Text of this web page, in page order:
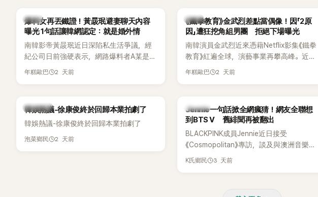
口回憶這段「隆乳疑雲黑歷史」，話題再度被
翻出來熱議。 2日播出的 SBS 綜藝節目
《我的經紀人太難搞－秘書鎮》，邀請同時
兼顧工作與育兒的演藝圈代表「媽媽群」
——李智惠、李賢怡、李恩亨，以第13位
合，兩人邊搭車邊聊天，氣氛輕鬆。聊到
最近的新聞，李瑞鎮突然直球發問：「妳不
是上新聞了？說妳去做整形？是人中縮短
手術嗎？」一貫犀利又不留情的問法，讓現
韓星
爆料女再丟鐵證！黃晸珉避妻聊天內容
曝光 1句話讓韓網認定：就是婚外情
南韓影帝黃晸珉近日深陷私生活爭議，經
紀公司日前強硬表示，網路爆料者A某是涉
嫌長期跟蹤黃晸珉的嫌疑人，已採取法律
「雙向互動」，並非外界所稱的單方面騷擾。
年糕歐巴 2 天前
韓星
《鐵拳教育》金武烈差點當偶像！因「2原
因」遭狂挖角組男團 拒絕下場曝光
南韓演員金武烈近來憑藉Netflix影集《鐵拳
教育》紅遍全球，演藝事業再攀高峰。近日
被爆出一段鮮為人知的出道祕辛，原來他
年糕歐巴 2 天前
熱議討論
韓娛熱議-徐康俊終於回歸本業拍劇了
韓娛熱議-徐康俊終於回歸本業拍劇了
泡菜鄉民 2 天前
K-POP
Jennie一句話掀全網瘋猜！網友全聯想
到BTS V 舊緋聞再被翻出
BLACKPINK成員Jennie近日接受
《Cosmopolitan》專訪，談及與澳洲音樂人
Tame Impala合作推出〈Dracula（JENNIE
K氏鄉民 3 天前